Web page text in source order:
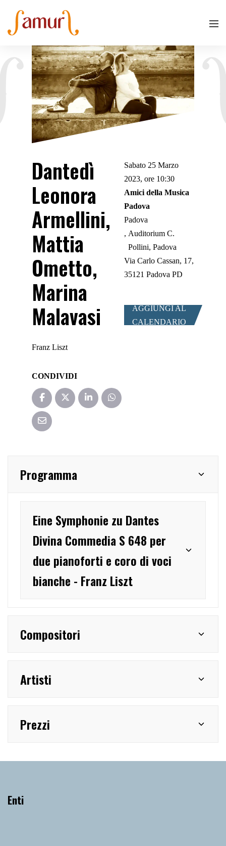
Dantedì
Leonora
Armellini,
Mattia
Ometto,
Marina
Malavasi
Franz Liszt
CONDIVIDI
Sabato 25 Marzo
2023, ore 10:30
Amici della Musica
Padova
Padova
Auditorium C.
Pollini, Padova
Via Carlo Cassan, 17,
35121 Padova PD
AGGIUNGI AL
CALENDARIO
Programma
Eine Symphonie zu Dantes
Divina Commedia S 648 per
due pianoforti e coro di voci
bianche - Franz Liszt
Compositori
Artisti
Prezzi
Enti